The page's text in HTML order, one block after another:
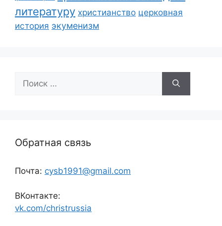
литературу христианство церковная
история экуменизм
Обратная связь
Почта: cysb1991@gmail.com
ВКонтакте:
vk.com/christrussia